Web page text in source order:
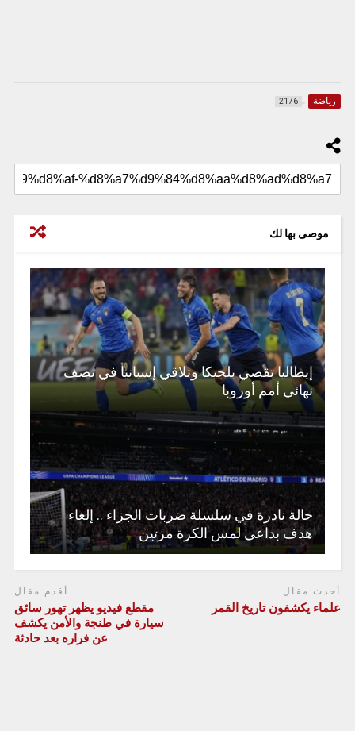
رياضة 2176
موصى بها لك
إيطاليا تقصي بلجيكا وتلاقي إسبانيا في نصف
نهائي أمم أوروبا
حالة نادرة في سلسلة ضربات الجزاء .. إلغاء
هدف بداعي لمس الكرة مرتين
أحدث مقال
علماء يكشفون تاريخ القمر
أقدم مقال
مقطع فيديو يظهر تهور سائق
سيارة في طنجة والأمن يكشف
عن فراره بعد حادثة